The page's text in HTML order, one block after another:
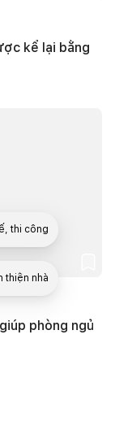
kể lại bằng
phòng ngủ
thi công
thiện nhà